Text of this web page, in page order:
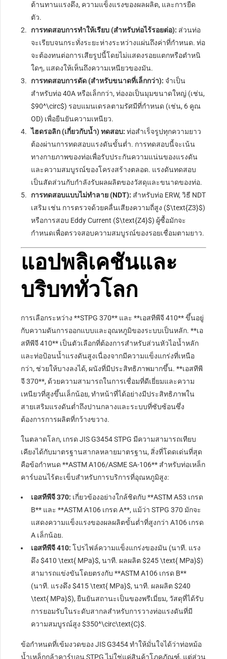
ต้านทานแรงดึง, ความแข็งแรงของผลผลิต, และการยืด
ตัว.
การทดสอบการทำให้เรียบ (สำหรับท่อไร้รอยต่อ): ส่วนท่อ
จะเรียบจนกระทั่งระยะห่างระหว่างแผ่นถึงค่าที่กำหนด. ท่อ
จะต้องทนต่อการเสียรูปนี้โดยไม่แสดงรอยแตกหรือตำหนิ
ใดๆ, แสดงให้เห็นถึงความเหนียวของมัน.
การทดสอบการดัด (สำหรับขนาดที่เล็กกว่า): จำเป็น
สำหรับท่อ 40A หรือเล็กกว่า, ท่องอเป็นมุมขนาดใหญ่ (เช่น,
$90^\circ$) รอบแมนเดรลตามรัศมีที่กำหนด (เช่น, 6 คูณ
OD) เพื่อยืนยันความเหนียว.
ไฮดรอลิก (เกี่ยวกับน้ำ) ทดสอบ: ท่อสำเร็จรูปทุกความยาว
ต้องผ่านการทดสอบแรงดันขั้นต่ำ. การทดสอบนี้จะเน้น
ทางกายภาพของท่อเพื่อรับประกันความแน่นของแรงดัน
และความสมบูรณ์ของโครงสร้างตลอด. แรงดันทดสอบ
เป็นสัดส่วนกับกำลังรับผลผลิตของวัสดุและขนาดของท่อ.
การทดสอบแบบไม่ทำลาย (NDT): สำหรับท่อ ERW, วิธี NDT
เสริม เช่น การตรวจด้วยคลื่นเสียงความถี่สูง ($\text{Z3}$)
หรือการสอบ Eddy Current ($\text{Z4}$) ผู้ซื้อมักจะ
กำหนดเพื่อตรวจสอบความสมบูรณ์ของรอยเชื่อมตามยาว.
แอปพลิเคชันและ
บริบททั่วโลก
การเลือกระหว่าง **STPG 370** และ **เอสทีพีจี 410** ขึ้นอยู่
กับความดันการออกแบบและอุณหภูมิของระบบเป็นหลัก. **เอ
สทีพีจี 410** เป็นตัวเลือกที่ต้องการสำหรับส่วนหัวไอน้ำหลัก
และท่อป้อนน้ำแรงดันสูงเนื่องจากมีความแข็งแกร่งที่เหนือ
กว่า, ช่วยให้บางลงได้, ผนังที่มีประสิทธิภาพมากขึ้น. **เอสทีพี
จี 370**, ด้วยความสามารถในการเชื่อมที่ดีเยี่ยมและความ
เหนียวที่สูงขึ้นเล็กน้อย, ทำหน้าที่ได้อย่างมีประสิทธิภาพใน
สายเสริมแรงดันต่ำถึงปานกลางและระบบที่ซับซ้อนซึ่ง
ต้องการการผลิตที่กว้างขวาง.
ในตลาดโลก, เกรด JIS G3454 STPG มีความสามารถเทียบ
เคียงได้กับมาตรฐานสากลหลายมาตรฐาน, สิ่งที่โดดเด่นที่สุด
คือข้อกำหนด **ASTM A106/ASME SA-106** สำหรับท่อเหล็ก
คาร์บอนไร้ตะเข็บสำหรับการบริการที่อุณหภูมิสูง:
เอสทีพีจี 370: เกี่ยวข้องอย่างใกล้ชิดกับ **ASTM A53 เกรด
B** และ **ASTM A106 เกรด A**, แม้ว่า STPG 370 มักจะ
แสดงความแข็งแรงของผลผลิตขั้นต่ำที่สูงกว่า A106 เกรด
A เล็กน้อย.
เอสทีพีจี 410: โปรไฟล์ความแข็งแกร่งของมัน (นาที. แรง
ดึง$410 \text{ MPa}$, นาที. ผลผลิต$245 \text{ MPa}$)
สามารถแข่งขันโดยตรงกับ **ASTM A106 เกรด B**
(นาที. แรงดึง$415 \text{ MPa}$, นาที. ผลผลิต$240
\text{ MPa}$), ยืนยันสถานะเป็นของพรีเมี่ยม, วัสดุที่ได้รับ
การยอมรับในระดับสากลสำหรับการวางท่อแรงดันที่มี
ความสมบูรณ์สูง$350^\circ\text{C}$.
ข้อกำหนดที่เข้มงวดของ JIS G3454 ทำให้มั่นใจได้ว่าท่อหม้อ
น้ำเหล็กกล้าคาร์บอน STPG ไม่ใช่แค่สินค้าโภคภัณฑ์, แต่ส่วน